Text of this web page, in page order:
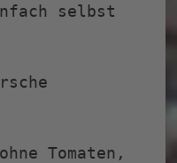
selbst
Tomaten,